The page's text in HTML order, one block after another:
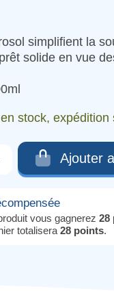
simplifient la
solide en vue
en stock, expédition
Ajouter
vous gagnerez 28
totalisera 28 points.